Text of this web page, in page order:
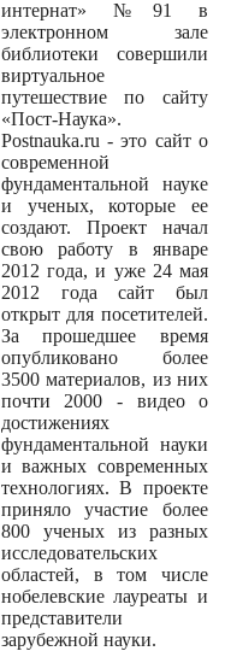
интернат» №91 в
электронном зале
библиотеки совершили
виртуальное
путешествие по сайту
«Пост-Наука».
Postnauka.ru - это сайт о
современной
фундаментальной науке
и ученых, которые ее
создают. Проект начал
свою работу в январе
2012 года, и уже 24 мая
2012 года сайт был
открыт для посетителей.
За прошедшее время
опубликовано более
3500 материалов, из них
почти 2000 - видео о
достижениях
фундаментальной науки
и важных современных
технологиях. В проекте
приняло участие более
800 ученых из разных
исследовательских
областей, в том числе
нобелевские лауреаты и
представители
зарубежной науки.